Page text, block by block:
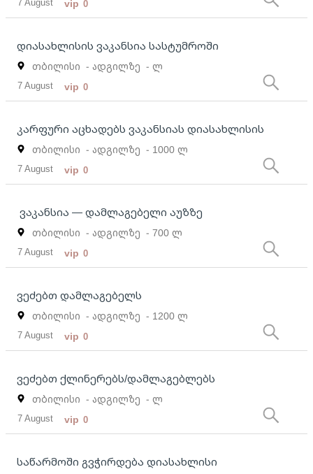
vip 0
დიასახლისის ვაკანსია სასტუმროში
თბილისი - ადგილზე - ლ
7 August vip 0
კარფური აცხადებს ვაკანსიას დიასახლისის
თბილისი - ადგილზე - 1000 ლ
7 August vip 0
ვაკანსია — დამლაგებელი აუზზე
თბილისი - ადგილზე - 700 ლ
7 August vip 0
ვეძებთ დამლაგებელს
თბილისი - ადგილზე - 1200 ლ
7 August vip 0
ვეძებთ ქლინერებს/დამლაგებლებს
თბილისი - ადგილზე - ლ
7 August vip 0
საწარმოში გვჭირდება დიასახლისი